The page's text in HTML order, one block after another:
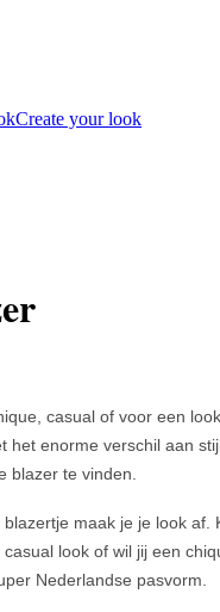
Create your look
casual of voor een
het enorme verschil aan
blazer te vinden.
maak je je look af.
look of wil jij een
Nederlandse pasvorm.